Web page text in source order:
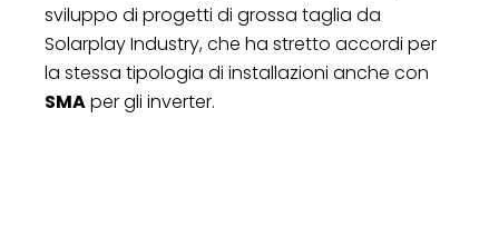
sviluppo di progetti di grossa taglia da
Solarplay Industry, che ha stretto accordi per
la stessa tipologia di installazioni anche con
SMAper gli inverter.